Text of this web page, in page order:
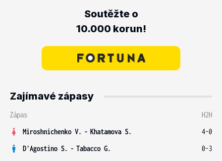
Soutěžte o
10.000 korun!
Zajímavé zápasy
Zápas
H2H
Miroshnichenko V. - Khatamova S.
4-0
D'Agostino S. - Tabacco G.
0-3